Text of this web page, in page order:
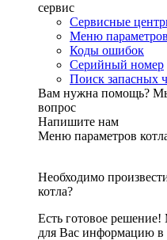
сервис
Сервисные
Меню
Коды ошибок
Серийный номер
Поиск запасных
Вам нужна помощь?
вопрос
Напишите нам
Меню параметров
Необходимо
котла?
Есть готовое
для Вас информацию в